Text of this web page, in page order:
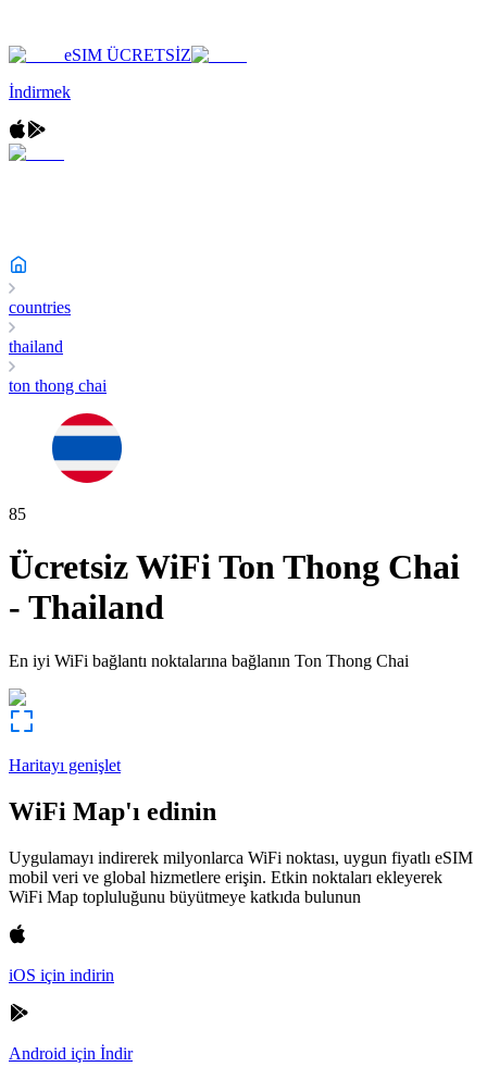
eSIM ÜCRETSİZ
İndirmek
countries
thailand
ton thong chai
85
Ücretsiz WiFiTon Thong Chai
- Thailand
En iyi WiFi bağlantı noktalarına bağlanın Ton Thong Chai
Haritayı genişlet
WiFi Map'ı edinin
Uygulamayı indirerek milyonlarca WiFi noktası, uygun fiyatlı eSIM
mobil veri ve global hizmetlere erişin. Etkin noktaları ekleyerek
WiFi Map topluluğunu büyütmeye katkıda bulunun
iOS için indirin
Android için İndir